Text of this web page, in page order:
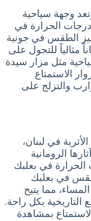
وجهة سياحية
الحرارة في
مئوية. يتميز الطقس في جونية
مثالياً للتجول على
مثل مزار سيدة
الاستمتاع
والتزلج على
في لبنان،
الرومانية
الحرارة في بعلبك
الطقس في بعلبك
مما يتيح
التاريخية بكل راحة.
بمشاهدة